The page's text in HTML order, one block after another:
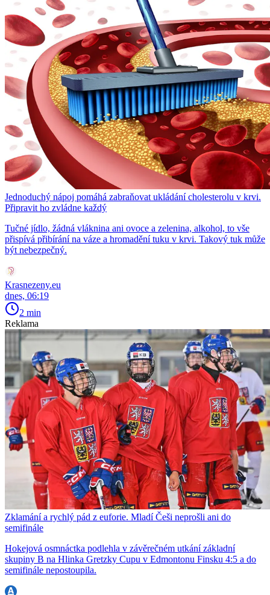
Jednoduchý nápoj pomáhá zabraňovat ukládání cholesterolu v krvi.
Připravit ho zvládne každý
Tučné jídlo, žádná vláknina ani ovoce a zelenina, alkohol, to vše
přispívá přibírání na váze a hromadění tuku v krvi. Takový tuk může
být nebezpečný.
Krasnezeny.eu
dnes, 06:19
2 min
Reklama
Zklamání a rychlý pád z euforie. Mladí Češi neprošli ani do
semifinále
Hokejová osmnáctka podlehla v závěrečném utkání základní
skupiny B na Hlinka Gretzky Cupu v Edmontonu Finsku 4:5 a do
semifinále nepostoupila.